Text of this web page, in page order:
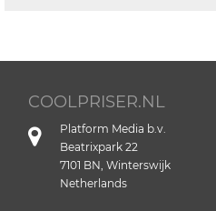
COOLPRISER.NL
Platform Media b.v.
Beatrixpark 22
7101 BN, Winterswijk
Netherlands